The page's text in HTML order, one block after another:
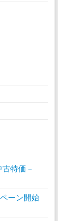
特価－
ーン開始